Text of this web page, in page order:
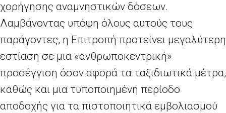
χορήγησης αναμνηστικών δόσεων.
Λαμβάνοντας υπόψη όλους αυτούς τους
παράγοντες, η Επιτροπή προτείνει μεγαλύτερη
εστίαση σε μια «ανθρωποκεντρική»
προσέγγιση όσον αφορά τα ταξιδιωτικά μέτρα,
καθώς και μια τυποποιημένη περίοδο
αποδοχής για τα πιστοποιητικά εμβολιασμού